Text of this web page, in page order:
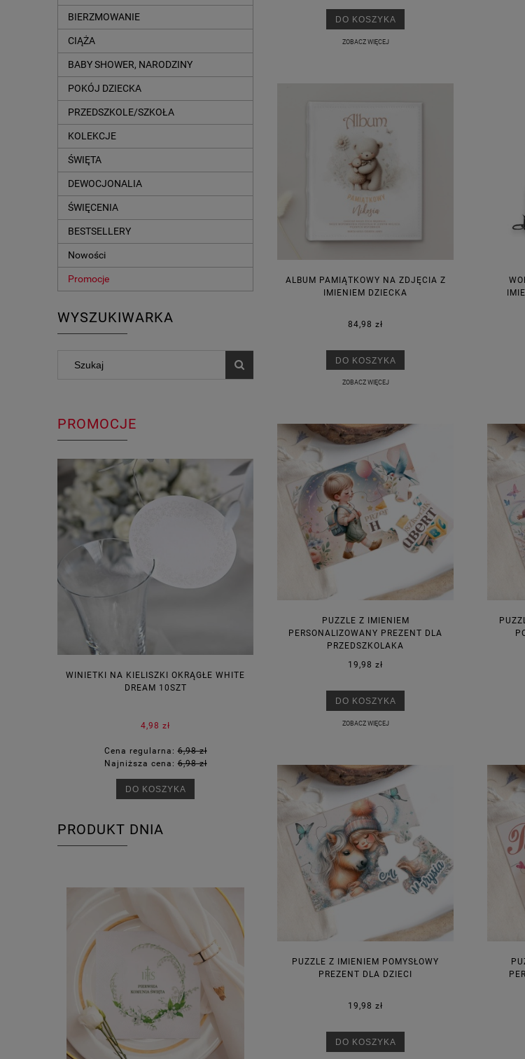
BIERZMOWANIE
CIĄŻA
BABY SHOWER, NARODZINY
POKÓJ DZIECKA
PRZEDSZKOLE/SZKOŁA
KOLEKCJE
ŚWIĘTA
DEWOCJONALIA
ŚWIĘCENIA
BESTSELLERY
Nowości
Promocje
WYSZUKIWARKA
PROMOCJE
WINIETKI NA KIELISZKI OKRĄGŁE WHITE
DREAM 10SZT
4,98 zł
Cena regularna:6,98 zł
Najniższa cena:6,98 zł
DO KOSZYKA
6,98 zł
Najniższa cena:3,00 zł
DO KOSZYKA
PRODUKT DNIA
DO KOSZYKA
ZOBACZ WIĘCEJ
ALBUM PAMIĄTKOWY NA ZDJĘCIA Z
IMIENIEM DZIECKA
84,98 zł
DO KOSZYKA
ZOBACZ WIĘCEJ
PUZZLE Z IMIENIEM
PERSONALIZOWANY PREZENT DLA
PRZEDSZKOLAKA
19,98 zł
DO KOSZYKA
ZOBACZ WIĘCEJ
PUZZLE Z IMIENIEM POMYSŁOWY
PREZENT DLA DZIECI
19,98 zł
DO KOSZYKA